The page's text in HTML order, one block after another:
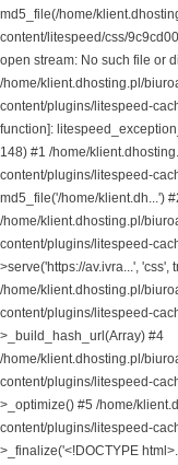
md5_file(/home/
content/litespeed/css/
open stream: No such file or
/home/klient.dhosting.pl/
content/plugins/litespeed-
function]:
148) #1 /home/
content/plugins/litespeed-
md5_file('/home/klient.dh...')
/home/klient.dhosting.pl/
content/plugins/litespeed-
>serve('https://av.ivra...', 'css',
/home/klient.dhosting.pl/
content/plugins/litespeed-
>_build_hash_url(Array) #4
/home/klient.dhosting.pl/
content/plugins/litespeed-
>_optimize() #5 /home/
content/plugins/litespeed-
>_finalize('<!DOCTYPE